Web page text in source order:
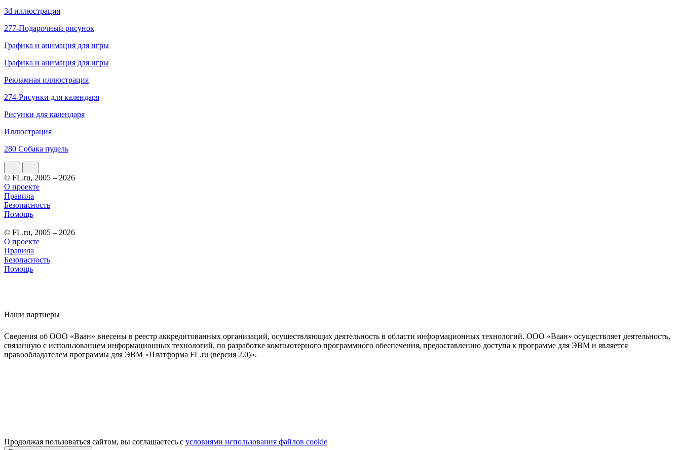
3d иллюстрация
277-Подарочный рисунок
Графика и анимация для игры
Графика и анимация для игры
Рекламная иллюстрация
274-Рисунки для календаря
Рисунки для календаря
Иллюстрация
280 Собака пудель
© FL.ru, 2005 – 2026
О проекте
Правила
Безопасность
Помощь
© FL.ru, 2005 – 2026
О проекте
Правила
Безопасность
Помощь
Наши партнеры
Сведения об ООО «Ваан» внесены в реестр аккредитованных организаций, осуществляющих деятельность в области информационных технологий. ООО «Ваан» осуществляет деятельность,
связанную с использованием информационных технологий, по разработке компьютерного программного обеспечения, предоставлению доступа к программе для ЭВМ и является
правообладателем программы для ЭВМ «Платформа FL.ru (версия 2.0)».
Продолжая пользоваться сайтом, вы соглашаетесь с условиями использования файлов cookie